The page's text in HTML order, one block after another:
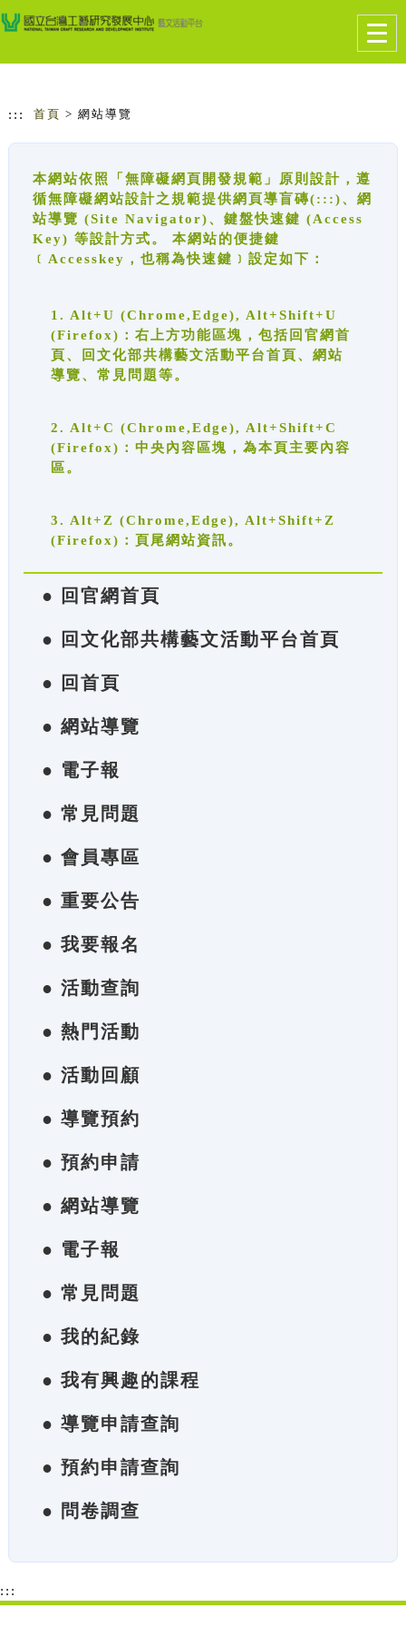
跳到主要內容
網站導覽
::: 首頁 > 網站導覽
本網站依照「無障礙網頁開發規範」原則設計，遵
循無障礙網站設計之規範提供網頁導盲磚(:::)、網
站導覽 (Site Navigator)、鍵盤快速鍵 (Access
Key) 等設計方式。 本網站的便捷鍵
﹝Accesskey，也稱為快速鍵﹞設定如下：
1. Alt+U (Chrome,Edge), Alt+Shift+U
(Firefox)：右上方功能區塊，包括回官網首
頁、回文化部共構藝文活動平台首頁、網站
導覽、常見問題等。
2. Alt+C (Chrome,Edge), Alt+Shift+C
(Firefox)：中央內容區塊，為本頁主要內容
區。
3. Alt+Z (Chrome,Edge), Alt+Shift+Z
(Firefox)：頁尾網站資訊。
● 回官網首頁
● 回文化部共構藝文活動平台首頁
● 回首頁
● 網站導覽
● 電子報
● 常見問題
● 會員專區
● 重要公告
● 我要報名
● 活動查詢
● 熱門活動
● 活動回顧
● 導覽預約
● 預約申請
● 網站導覽
● 電子報
● 常見問題
● 我的紀錄
● 我有興趣的課程
● 導覽申請查詢
● 預約申請查詢
● 問卷調查
:::